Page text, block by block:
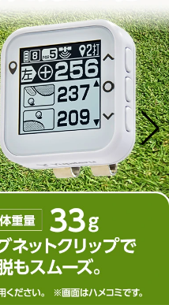
知機 ホームロボット
デル
一覧 バーチャルストア
ゴリ
申込はこちら
トはこちら
7:59ま
ルスーパ
催
はこちら
scroll
トピックス
ご質問
確認はこちら
わせ
はこちら
トの商品を
してご購入頂けます
をする
員登録いただくと、
イントをプレゼント